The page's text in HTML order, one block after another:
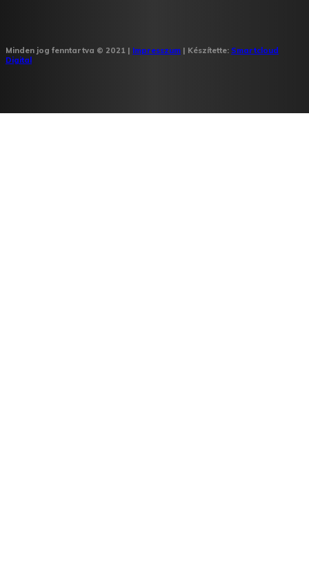
Minden jog fenntartva © 2021 | Impresszum | Készítette: Smartcloud
Digital